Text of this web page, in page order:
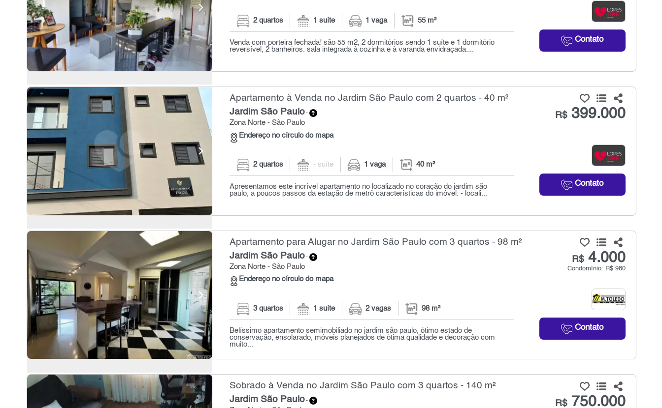
Contato
2 quartos 1 suíte 1 vaga 55 m²
Venda com porteira fechada! são 55 m2, 2 dormitórios sendo 1 suíte e 1 dormitório
reversível, 2 banheiros. sala integrada à cozinha e à varanda envidraçada....
Apartamento à Venda no Jardim São Paulo com 2 quartos - 40 m²
Jardim São Paulo-
Zona Norte - São Paulo
Endereço no círculo do mapa
R$399.000
Contato
2 quartos - suíte 1 vaga 40 m²
Apresentamos este incrível apartamento no localizado no coração do jardim são
paulo, a poucos passos da estação de metrô características do imóvel: - locali...
Apartamento para Alugar no Jardim São Paulo com 3 quartos - 98 m²
Jardim São Paulo-
Zona Norte - São Paulo
Endereço no círculo do mapa
R$4.000
Condomínio: R$ 980
Contato
3 quartos 1 suíte 2 vagas 98 m²
Belíssimo apartamento semimobiliado no jardim são paulo, ótimo estado de
conservação, ensolarado, móveis planejados de ótima qualidade e decoração com
muito...
Sobrado à Venda no Jardim São Paulo com 3 quartos - 140 m²
Jardim São Paulo- R$750.000